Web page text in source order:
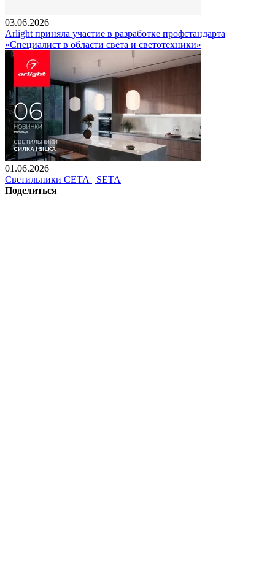
03.06.2026
Arlight приняла участие в разработке профстандарта
«Специалист в области света и светотехники»
01.06.2026
Светильники СЕТА | SETA
Поделиться